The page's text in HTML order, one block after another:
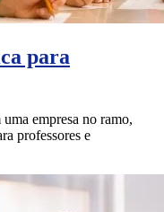
para
empresa no ramo,
professores e